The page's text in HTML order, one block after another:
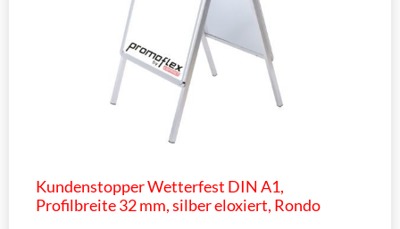
Kundenstopper Wetterfest DIN A1,
Profilbreite 32 mm, silber eloxiert, Rondo